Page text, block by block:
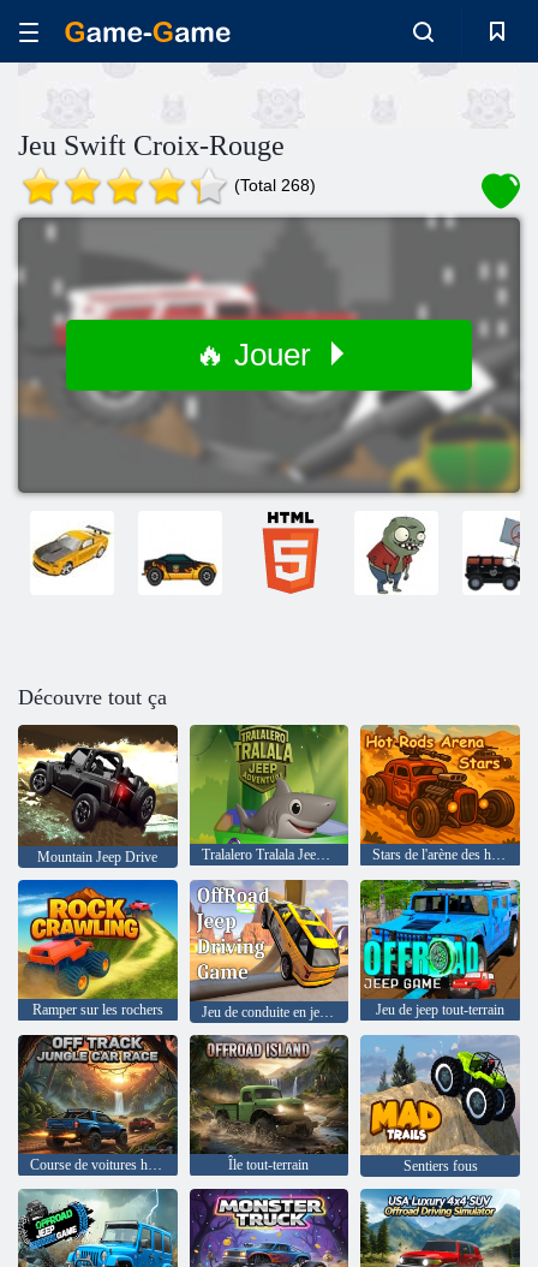
Jeu Swift Croix-Rouge
(Total 268)
🔥 Jouer
Découvre tout ça
Mountain Jeep Drive Tralalero Tralala Jeep Adventure Stars de l'arène des hot rods
Ramper sur les rochers Jeu de conduite en jeep tout-terrain Jeu de jeep tout-terrain
Course de voitures hors piste dans la jungle Île tout-terrain Sentiers fous